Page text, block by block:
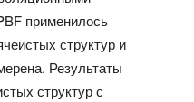
применилось
структур и
Результаты
структур с